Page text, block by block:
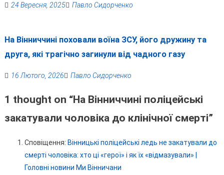
24 Вересня, 2025 Павло Сидорченко
На Вінниччині поховали воїна ЗСУ, його дружину та
друга, які трагічно загинули від чадного газу
16 Лютого, 2026 Павло Сидорченко
1 thought on “На Вінниччині поліцейські
закатували чоловіка до клінічної смерті”
Сповіщення: Вінницькі поліцейські ледь не закатували до
смерті чоловіка: хто ці «герої» і як їх «відмазували» |
Головні новини Ми Вінничани